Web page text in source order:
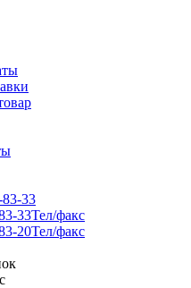
33
33Тел/факс
20Тел/факс